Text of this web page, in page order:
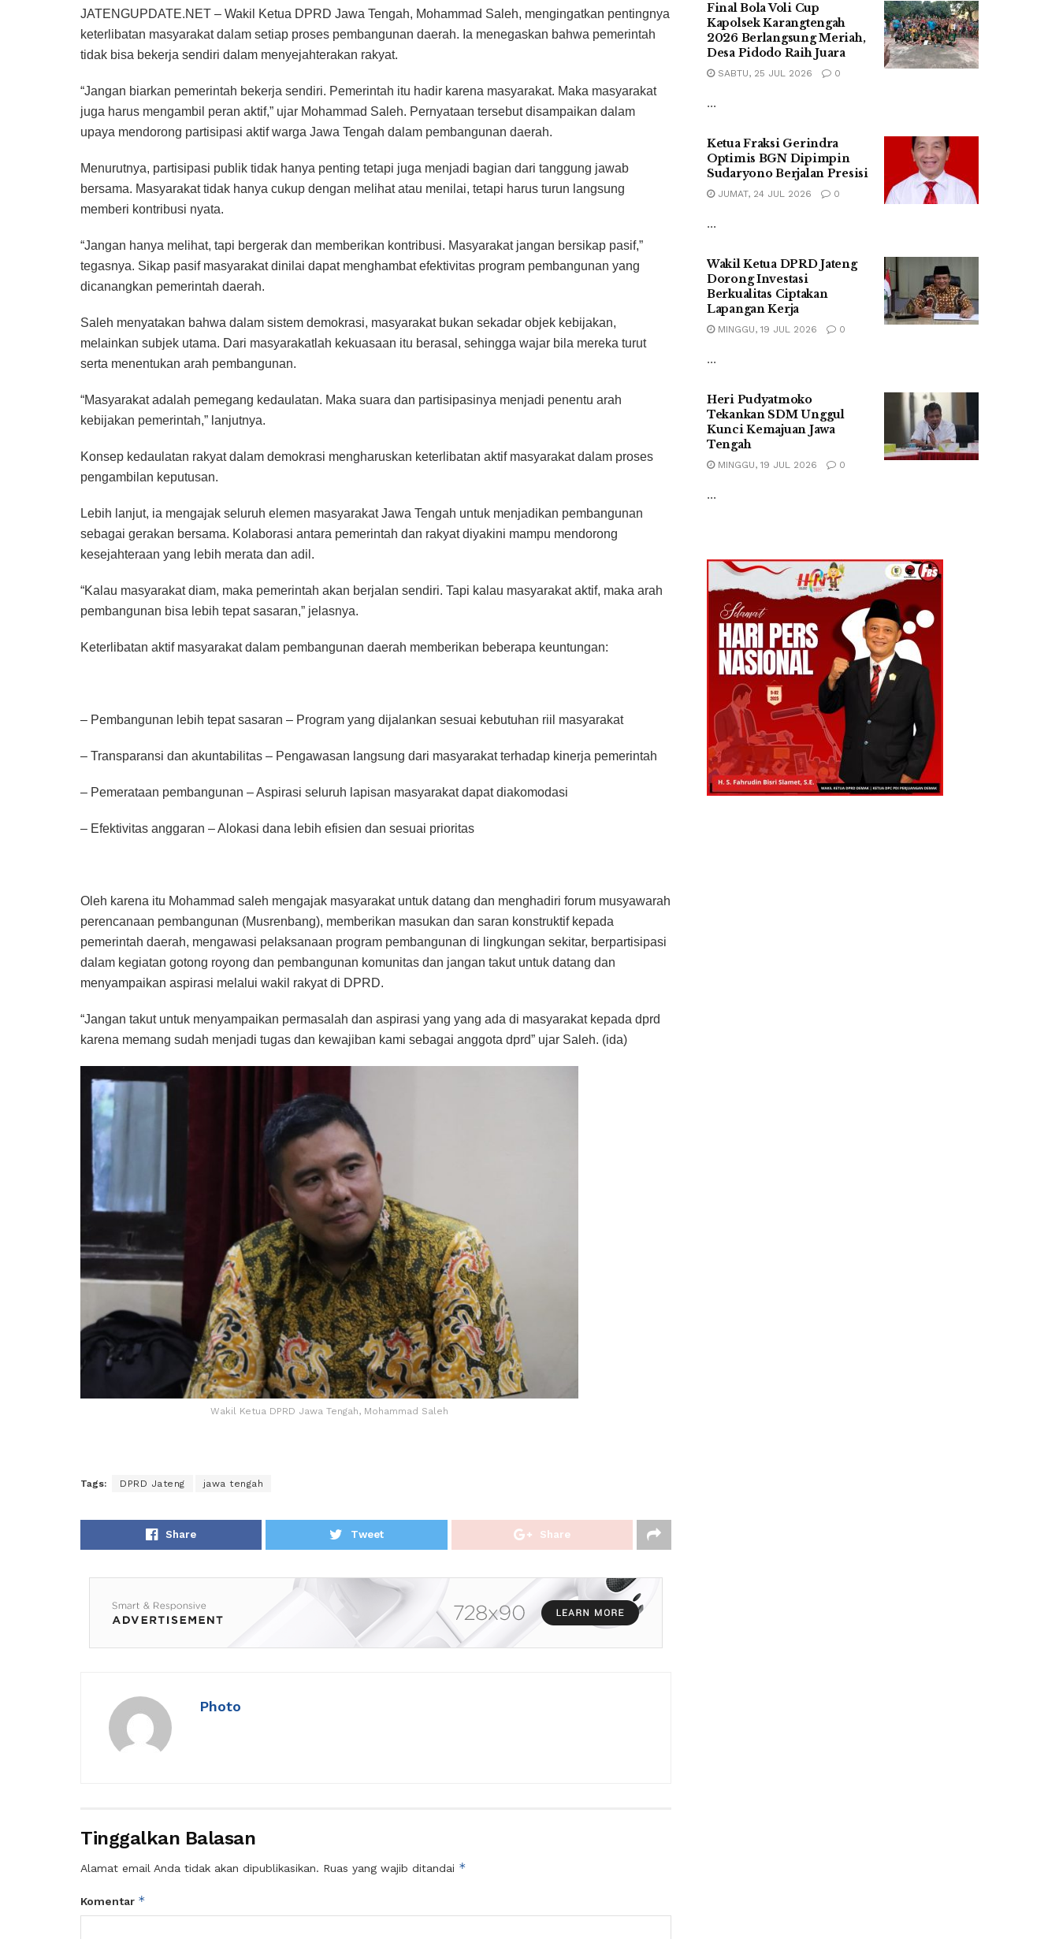
JATENGUPDATE.NET – Wakil Ketua DPRD Jawa Tengah, Mohammad Saleh, mengingatkan pentingnya
keterlibatan masyarakat dalam setiap proses pembangunan daerah. Ia menegaskan bahwa pemerintah
tidak bisa bekerja sendiri dalam menyejahterakan rakyat.
“Jangan biarkan pemerintah bekerja sendiri. Pemerintah itu hadir karena masyarakat. Maka masyarakat
juga harus mengambil peran aktif,” ujar Mohammad Saleh. Pernyataan tersebut disampaikan dalam
upaya mendorong partisipasi aktif warga Jawa Tengah dalam pembangunan daerah.
Menurutnya, partisipasi publik tidak hanya penting tetapi juga menjadi bagian dari tanggung jawab
bersama. Masyarakat tidak hanya cukup dengan melihat atau menilai, tetapi harus turun langsung
memberi kontribusi nyata.
“Jangan hanya melihat, tapi bergerak dan memberikan kontribusi. Masyarakat jangan bersikap pasif,”
tegasnya. Sikap pasif masyarakat dinilai dapat menghambat efektivitas program pembangunan yang
dicanangkan pemerintah daerah.
Saleh menyatakan bahwa dalam sistem demokrasi, masyarakat bukan sekadar objek kebijakan,
melainkan subjek utama. Dari masyarakatlah kekuasaan itu berasal, sehingga wajar bila mereka turut
serta menentukan arah pembangunan.
“Masyarakat adalah pemegang kedaulatan. Maka suara dan partisipasinya menjadi penentu arah
kebijakan pemerintah,” lanjutnya.
Konsep kedaulatan rakyat dalam demokrasi mengharuskan keterlibatan aktif masyarakat dalam proses
pengambilan keputusan.
Lebih lanjut, ia mengajak seluruh elemen masyarakat Jawa Tengah untuk menjadikan pembangunan
sebagai gerakan bersama. Kolaborasi antara pemerintah dan rakyat diyakini mampu mendorong
kesejahteraan yang lebih merata dan adil.
“Kalau masyarakat diam, maka pemerintah akan berjalan sendiri. Tapi kalau masyarakat aktif, maka arah
pembangunan bisa lebih tepat sasaran,” jelasnya.
Keterlibatan aktif masyarakat dalam pembangunan daerah memberikan beberapa keuntungan:
– Pembangunan lebih tepat sasaran – Program yang dijalankan sesuai kebutuhan riil masyarakat
– Transparansi dan akuntabilitas – Pengawasan langsung dari masyarakat terhadap kinerja pemerintah
– Pemerataan pembangunan – Aspirasi seluruh lapisan masyarakat dapat diakomodasi
– Efektivitas anggaran – Alokasi dana lebih efisien dan sesuai prioritas
Oleh karena itu Mohammad saleh mengajak masyarakat untuk datang dan menghadiri forum musyawarah
perencanaan pembangunan (Musrenbang), memberikan masukan dan saran konstruktif kepada
pemerintah daerah, mengawasi pelaksanaan program pembangunan di lingkungan sekitar, berpartisipasi
dalam kegiatan gotong royong dan pembangunan komunitas dan jangan takut untuk datang dan
menyampaikan aspirasi melalui wakil rakyat di DPRD.
“Jangan takut untuk menyampaikan permasalah dan aspirasi yang yang ada di masyarakat kepada dprd
karena memang sudah menjadi tugas dan kewajiban kami sebagai anggota dprd” ujar Saleh. (ida)
Wakil Ketua DPRD Jawa Tengah, Mohammad Saleh
Tags: DPRD Jateng jawa tengah
Share Tweet Share
Photo
Tinggalkan Balasan
Alamat email Anda tidak akan dipublikasikan. Ruas yang wajib ditandai *
Komentar *
Final Bola Voli Cup
Kapolsek Karangtengah
2026 Berlangsung Meriah,
Desa Pidodo Raih Juara
SABTU, 25 JUL 2026 0
...
Ketua Fraksi Gerindra
Optimis BGN Dipimpin
Sudaryono Berjalan Presisi
JUMAT, 24 JUL 2026 0
...
Wakil Ketua DPRD Jateng
Dorong Investasi
Berkualitas Ciptakan
Lapangan Kerja
MINGGU, 19 JUL 2026 0
...
Heri Pudyatmoko
Tekankan SDM Unggul
Kunci Kemajuan Jawa
Tengah
MINGGU, 19 JUL 2026 0
...